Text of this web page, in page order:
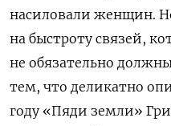
насиловали женщин.
на быстроту связей,
не обязательно
тем, что деликатно
году «Пяди земли»